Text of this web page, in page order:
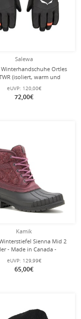
Salewa
Winterhandschuhe Ortles
(isoliert, warm und
schwarz Damen
eUVP: 120,00€
72,00€
Kamik
Sienna Mid 2
- Made in Canada -
burgunderrot Damen
eUVP: 129,99€
65,00€